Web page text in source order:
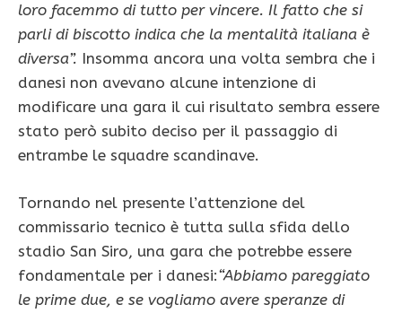
loro facemmo di tutto per vincere. Il fatto che si
parli di biscotto indica che la mentalità italiana è
diversa”. Insomma ancora una volta sembra che i
danesi non avevano alcune intenzione di
modificare una gara il cui risultato sembra essere
stato però subito deciso per il passaggio di
entrambe le squadre scandinave.
Tornando nel presente l’attenzione del
commissario tecnico è tutta sulla sfida dello
stadio San Siro, una gara che potrebbe essere
fondamentale per i danesi:“Abbiamo pareggiato
le prime due, e se vogliamo avere speranze di